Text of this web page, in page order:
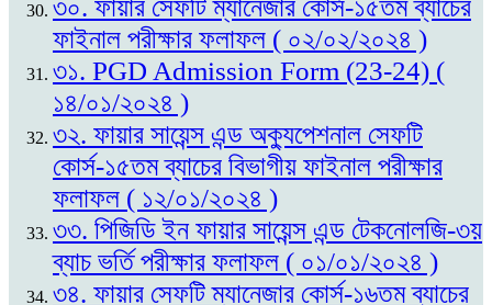
৩০. ফায়ার সেফটি ম্যানেজার কোর্স-১৫তম ব্যাচের
ফাইনাল পরীক্ষার ফলাফল ( ০২/০২/২০২৪ )
৩১. PGD Admission Form (23-24) (
১৪/০১/২০২৪ )
৩২. ফায়ার সায়েন্স এন্ড অক্যুপেশনাল সেফটি
কোর্স-১৫তম ব্যাচের বিভাগীয় ফাইনাল পরীক্ষার
ফলাফল ( ১২/০১/২০২৪ )
৩৩. পিজিডি ইন ফায়ার সায়েন্স এন্ড টেকনোলজি-৩য়
ব্যাচ ভর্তি পরীক্ষার ফলাফল ( ০১/০১/২০২৪ )
৩৪. ফায়ার সেফটি ম্যানেজার কোর্স-১৬তম ব্যাচের